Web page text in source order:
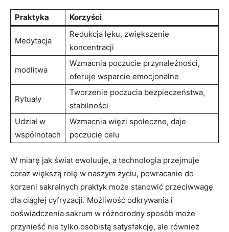
Praktyka Korzyści
Medytacja
Redukcja lęku, zwiększenie
koncentracji
modlitwa
Wzmacnia poczucie przynależności,
oferuje wsparcie emocjonalne
Rytuały
Tworzenie poczucia bezpieczeństwa,
stabilności
Udział w
wspólnotach
Wzmacnia więzi społeczne, daje
poczucie celu
W miarę jak świat ewoluuje, a technologia przejmuje
coraz większą rolę w naszym życiu, powracanie do
korzeni sakralnych praktyk może stanowić przeciwwagę
dla ciągłej cyfryzacji. Możliwość odkrywania i
doświadczenia sakrum w różnorodny sposób może
przynieść nie tylko osobistą satysfakcję, ale również